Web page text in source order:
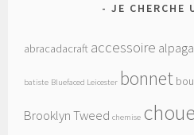
JE CHERCHE
abracadacraft accessoire alpaga
batiste Bluefaced Leicester bonnet
Brooklyn Tweed chemise